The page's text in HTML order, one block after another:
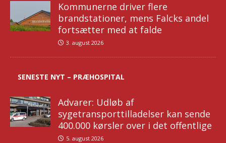
Kommunerne driver flere
brandstationer, mens Falcks andel
fortsætter med at falde
3. august 2026
SENESTE NYT – PRÆHOSPITAL
Advarer: Udløb af
sygetransporttilladelser kan sende
400.000 kørsler over i det offentlige
5. august 2026